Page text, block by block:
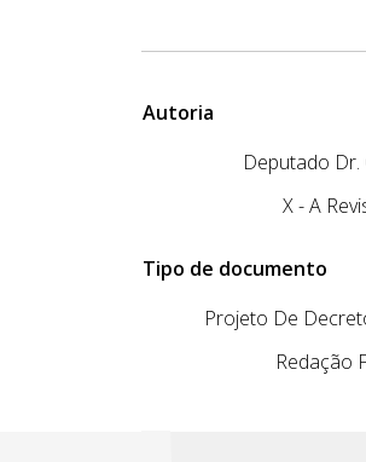
Autoria
Deputado Dr.
X - A
Tipo de documento
Projeto De
Redação